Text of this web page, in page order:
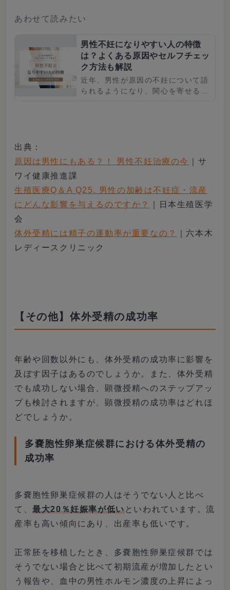
あわせて読みたい
男性不妊になりやすい人の特徴
は？よくある原因やセルフチェッ
ク方法も解説
近年、男性が原因の不妊について語
られるようになり、関心を寄せる方
出典：
原因は男性にもある？！ 男性不妊治療の今
｜サ
ワイ健康推進課
生殖医療Q＆A Q25. 男性の加齢は不妊症・流産
にどんな影響を与えるのですか？
｜日本生殖医学
会
体外受精には精子の運動率が重要なの？
｜六本木
レディースクリニック
【その他】体外受精の成功率
年齢や回数以外にも、体外受精の成功率に影響を
及ぼす因子はあるのでしょうか。また、体外受精
でも成功しない場合、顕微授精へのステップアッ
プも検討されますが、顕微授精の成功率はどれほ
どでしょうか。
多嚢胞性卵巣症候群における体外受精の
成功率
多嚢胞性卵巣症候群の人はそうでない人と比べ
て、最大20％妊娠率が低いといわれています。流
産率も高い傾向にあり、出産率も低いです。
正常胚を移植したとき、多嚢胞性卵巣症候群では
そうでない場合と比べて初期流産が増加したとい
う報告や、血中の男性ホルモン濃度の上昇によっ